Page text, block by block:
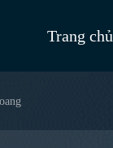
Trang chủ